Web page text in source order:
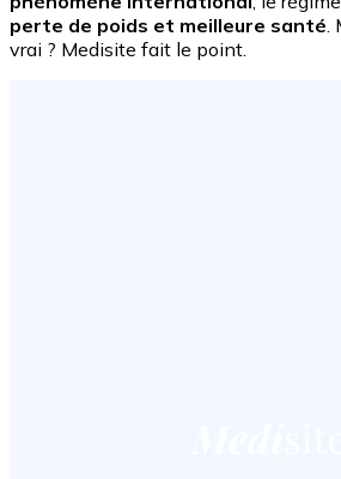
perte de poids et meilleure santé.
vrai ? Medisite fait le point.